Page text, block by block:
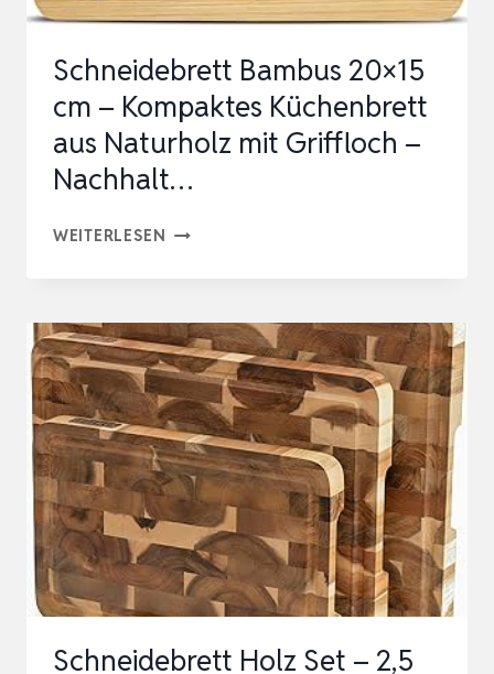
RGAN…
Schneidebrett Bambus 20×15
cm – Kompaktes Küchenbrett
aus Naturholz mit Griffloch –
Nachhalt…
WEITERLESEN SCHNEIDEBRETT
CM
–
KOMPAKTES
KÜCHENBRETT
AUS
NATURHOLZ
MIT
GRIFFLOCH
–
Schneidebrett Holz Set – 2,5